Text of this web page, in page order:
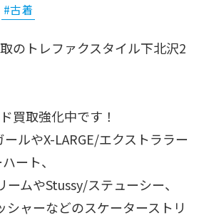
#古着
のトレファクスタイル下北沢2
買取強化中です！
ルやX-LARGE/エクストララー
ート、
ムやStussy/ステューシー、
シャーなどのスケーターストリ